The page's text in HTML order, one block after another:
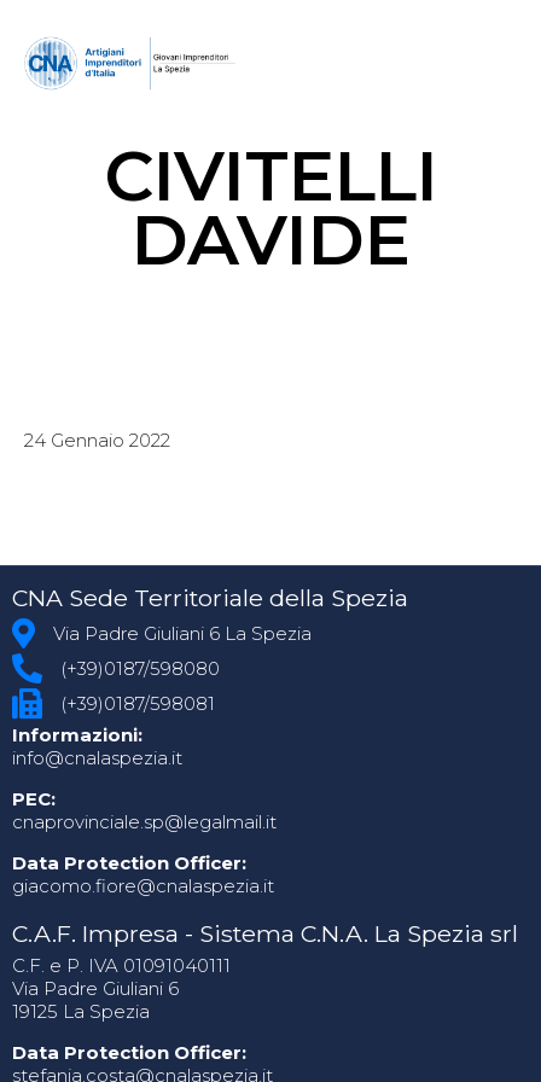
CIVITELLI
DAVIDE
24 Gennaio 2022
CNA Sede Territoriale della Spezia
Via Padre Giuliani 6 La Spezia
(+39)0187/598080
(+39)0187/598081
Informazioni:
info@cnalaspezia.it
PEC:
cnaprovinciale.sp@legalmail.it
Data Protection Officer:
giacomo.fiore@cnalaspezia.it
C.A.F. Impresa - Sistema C.N.A. La Spezia srl
C.F. e P. IVA 01091040111
Via Padre Giuliani 6
19125 La Spezia
Data Protection Officer:
stefania.costa@cnalaspezia.it